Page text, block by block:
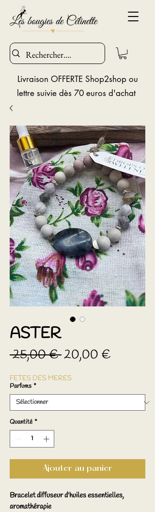
Livraison OFFERTE Shop2shop ou
lettre suivie dès 70 euros d'achat
ASTER
25,00 € Prix
20,00 €
FETES DES MERES
Parfums *
Quantité *
Ajouter au panier
Bracelet diffuseur d'huiles essentielles,
aromathérapie